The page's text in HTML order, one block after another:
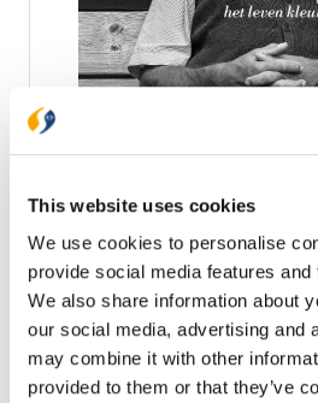
This website uses cookies
We use cookies to personalise
provide social media features
We also share information about
our social media, advertising and
may combine it with other
provided to them or that they’ve
Vroom & vrolijk
Voor predikant en geliefd
hij het liefst over alledaagse
en over de kerkelijke dorpsgemeente. •
columnist in de Leeuwarder
breed lezerspubliek •
gewone mensen en kleine
kleuren en hoop geven in
met én zonder
toegankelijk en inspirerend Wim Beekman (69)
€ 19,99
Op voorraad
In winkelwagen